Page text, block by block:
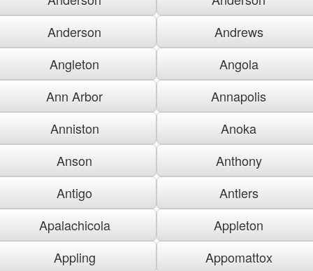
Anderson
Andrews
Angleton
Angola
Ann Arbor
Annapolis
Anniston
Anoka
Anson
Anthony
Antigo
Antlers
Apalachicola
Appleton
Appling
Appomattox